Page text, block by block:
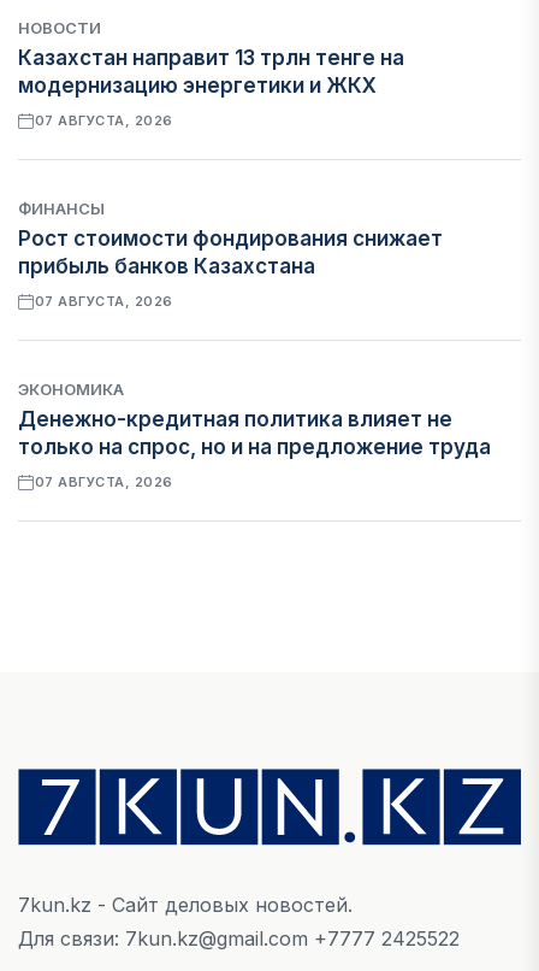
НОВОСТИ
Казахстан направит 13 трлн тенге на
модернизацию энергетики и ЖКХ
07 АВГУСТА, 2026
ФИНАНСЫ
Рост стоимости фондирования снижает
прибыль банков Казахстана
07 АВГУСТА, 2026
ЭКОНОМИКА
Денежно-кредитная политика влияет не
только на спрос, но и на предложение труда
07 АВГУСТА, 2026
Вводят ли банки в заблуждение, предлагая
ипотеки под низкие проценты?
06 АВГУСТА, 2026
IT, ТЕХНОЛОГИЯ
7kun.kz - Сайт деловых новостей.
Для связи: 7kun.kz@gmail.com +7777 2425522